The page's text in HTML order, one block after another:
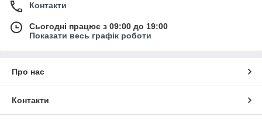
Контакти
Сьогодні працює з 09:00 до 19:00
Показати весь графік роботи
Про нас
Контакти